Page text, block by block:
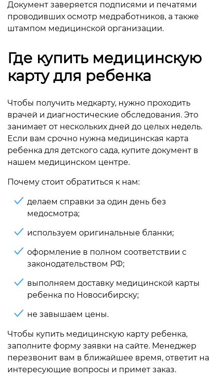
Документ заверяется подписями и печатями
проводивших осмотр медработников, а также
штампом медицинской организации.
Где купить медицинскую
карту для ребенка
Чтобы получить медкарту, нужно проходить
врачей и диагностические обследования. Это
занимает от нескольких дней до целых недель.
Если вам срочно нужна медицинская карта
ребенка для детского сада, купите документ в
нашем медицинском центре.
Почему стоит обратиться к нам:
делаем справки за один день без
медосмотра;
используем оригинальные бланки;
оформление в полном соответствии с
законодательством РФ;
выполняем доставку медицинской карты
ребенка по Новосибирску;
не завышаем цены.
Чтобы купить медицинскую карту ребенка,
заполните форму заявки на сайте. Менеджер
перезвонит вам в ближайшее время, ответит на
интересующие вопросы и примет заказ.